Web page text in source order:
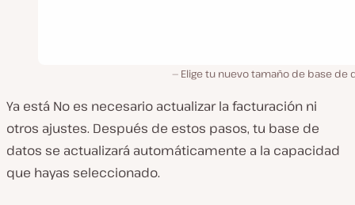
Elige tu nuevo tamaño de base de
Ya está No es necesario actualizar la facturación ni
otros ajustes. Después de estos pasos, tu base de
datos se actualizará automáticamente a la capacidad
que hayas seleccionado.